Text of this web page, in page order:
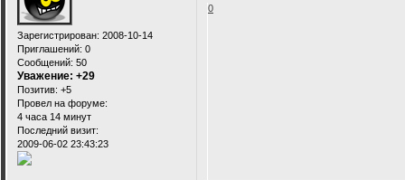
Зарегистрирован: 2008-10-14
Приглашений: 0
Сообщений: 50
Уважение: +29
Позитив: +5
Провел на форуме:
4 часа 14 минут
Последний визит:
2009-06-02 23:43:23
0